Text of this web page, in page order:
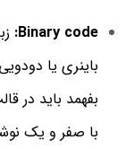
Binary code:
باینری یا
بفهمد باید در
با صفر و یک